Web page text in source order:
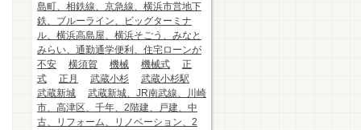
島町、相鉄線、京急線、横浜市営地下
鉄、ブルーライン、ビッグターミナ
ル、横浜高島屋、横浜そごう、みなと
みらい、通勤通学便利、住宅ローンが
不安
横須賀 機械 機械式
正
式
正月 武蔵小杉
武蔵小杉駅
武蔵新城
武蔵新城、JR南武線、川崎
市、高津区、千年、2階建、戸建、中
古、リフォーム、リノベーション、2